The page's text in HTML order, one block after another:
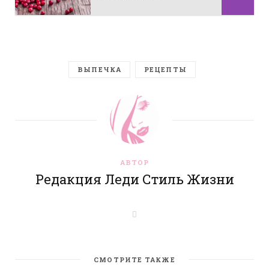
ВЫПЕЧКА РЕЦЕПТЫ
АВТОР
Редакция Леди Стиль Жизни
e
СМОТРИТЕ ТАКЖЕ